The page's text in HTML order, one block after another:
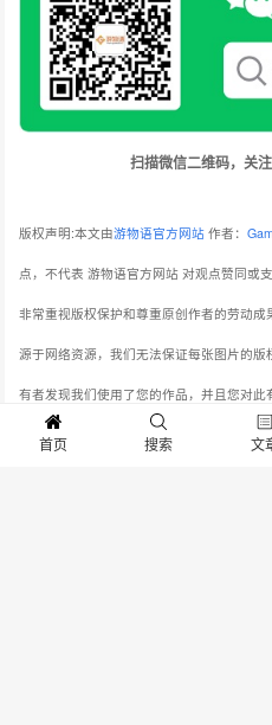
扫描微信二维码，关
版权声明:本文由游物语官方网站 作者：
点，不代表 游物语官方网站 对观点赞同或
非常重视版权保护和尊重原创作者的劳动
源于网络资源，我们无法保证每张图片的
有者发现我们使用了您的作品，并且您对
得联系。我们将在收到通知后，立即对相
首页 搜索 文